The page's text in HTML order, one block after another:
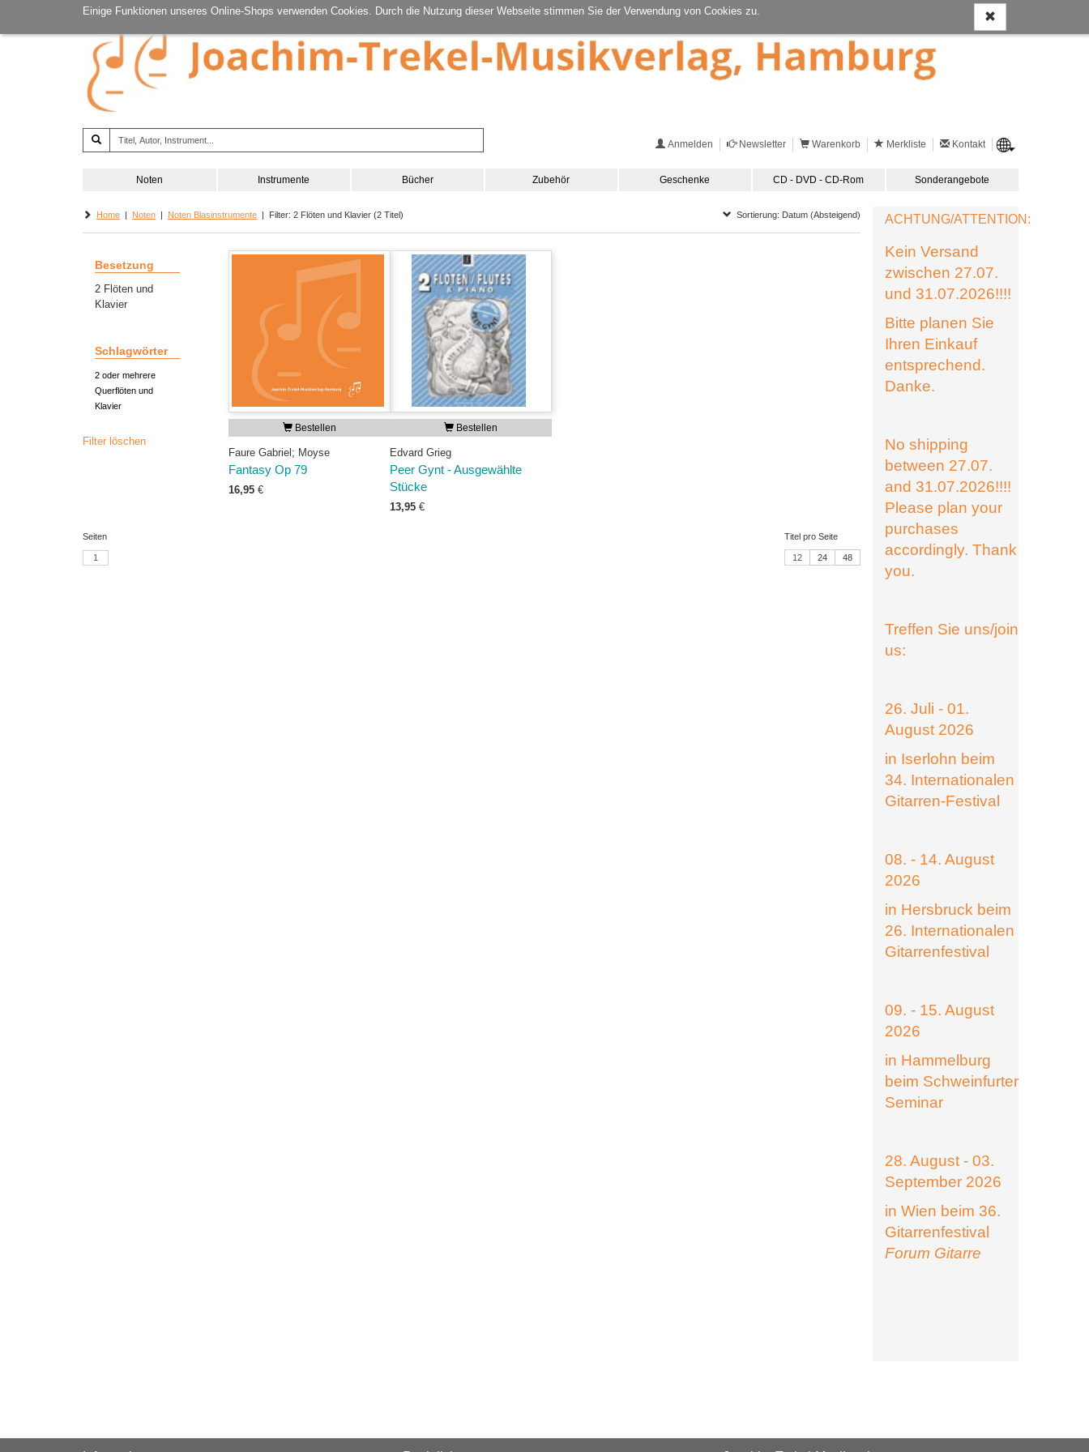
Einige Funktionen unseres Online-Shops verwenden Cookies. Durch die Nutzung dieser Webseite stimmen Sie der Verwendung von Cookies zu.
Anmelden Newsletter Warenkorb Merkliste Kontakt
Noten Instrumente Bücher Zubehör Geschenke CD - DVD - CD-Rom Sonderangebote
Home | Noten | Noten Blasinstrumente | Filter: 2 Flöten und Klavier (2 Titel) Sortierung: Datum (Absteigend)
Besetzung
2 Flöten und
Klavier
Schlagwörter
2 oder mehrere
Querflöten und
Klavier
Filter löschen
Bestellen
Faure Gabriel; Moyse
Fantasy Op 79
16,95 €
Bestellen
Edvard Grieg
Peer Gynt - Ausgewählte
Stücke
13,95 €
Seiten
1
Titel pro Seite
12 24 48
ACHTUNG/ATTENTION:
Kein Versand
zwischen 27.07.
und 31.07.2026!!!!
Bitte planen Sie
Ihren Einkauf
entsprechend.
Danke.
No shipping
between 27.07.
and 31.07.2026!!!!
Please plan your
purchases
accordingly. Thank
you.
Treffen Sie uns/join
us:
26. Juli - 01.
August 2026
in Iserlohn beim
34. Internationalen
Gitarren-Festival
08. - 14. August
2026
in Hersbruck beim
26. Internationalen
Gitarrenfestival
09. - 15. August
2026
in Hammelburg
beim Schweinfurter
Seminar
28. August - 03.
September 2026
in Wien beim 36.
Gitarrenfestival
Forum Gitarre